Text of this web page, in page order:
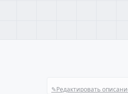
✎Редактировать